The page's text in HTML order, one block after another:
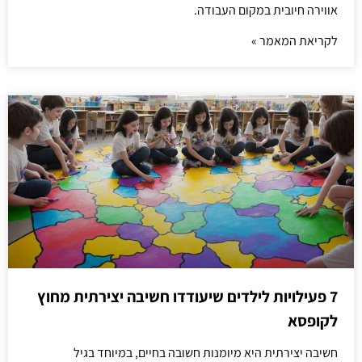
אווירה חיובית במקום העבודה.
לקריאת המאמר »
7 פעילויות לילדים שיעודדו חשיבה יצירתית מחוץ
לקופסא
חשיבה יצירתית היא מיומנות חשובה בחיים, במיוחד בגיל